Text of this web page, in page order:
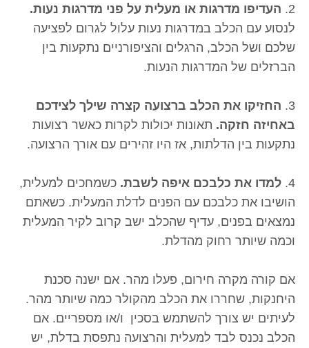
2. העדיפו מדרגות או מעלית על פני מדרגות נעות.
לנסוע עם הכלב במדרגות נעות עלול לגרום לפציעה
שלכם ושל הכלב, הרגלים והציפורניים נתקעות בין
הברזלים של המדרגות הנעות.
3. החזיקו את הכלב ברצועה קצרה שילך לצידכם
באחיזה חזקה. תאונות יכולות לקרות כאשר רצועות
נתקעות בין הדלתות, אז היו זהירים עם אורך הרצועה.
4. למדו את כלבכם איפה לשבת. כשמחכים למעלית,
הושיבו את כלבכם עם הפנים לדלת המעלית. כשאתם
נמצאים בפנים, עדיף שהכלב ישב קרוב לקיר המעלית
וכמה שיותר רחוק מהדלת.
אם קורה מקרה חירום, פעלו מהר. אם ישנה סכנת
היחנקות, שחררו את הכלב מהקולר כמה שיותר מהר.
לעיתים יש צורך להשתמש בסכין ו/או מספריים. אם
הכלב נכנס לבד למעלית והרצועה נתפסת בדלת, יש